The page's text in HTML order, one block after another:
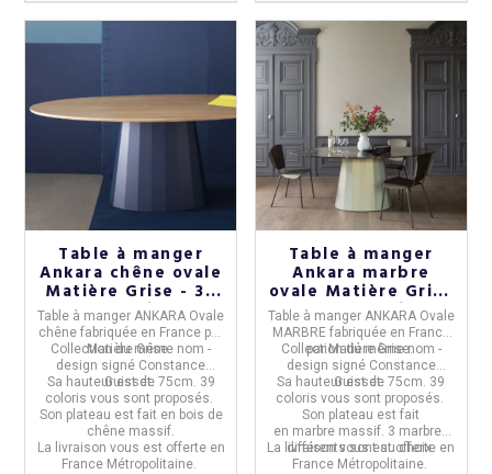
Table à manger
Ankara chêne ovale
Matière Grise - 39
coloris
Table à manger ANKARA Ovale
chênefabriquée en France par
Matière Grise.
Collection du même nom -
design signé Constance
Guisset.
Sa hauteur est de 75cm. 39
coloris vous sont proposés.
Son plateau est fait en bois de
chêne massif.
La livraison vous est offerte en
France Métropolitaine.
Table à manger
Ankara marbre
ovale Matière Grise
- 39 coloris
Table à manger ANKARA Ovale
MARBRE fabriquée en France
parMatière Grise.
Collection du même nom -
design signé Constance
Guisset.
Sa hauteur est de 75cm. 39
coloris vous sont proposés.
Son plateau est fait
en marbre massif. 3 marbres
différents sont au choix.
La livraison vous est offerte en
France Métropolitaine.